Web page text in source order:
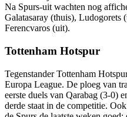
Na Spurs-uit wachten nog
Galatasaray (thuis), Ludogorets
Ferencvaros (uit).
Tottenham Hotspur
Tegenstander Tottenham
Europa League. De ploeg van
eerste duels van Qarabag (3-0)
derde staat in de competitie.